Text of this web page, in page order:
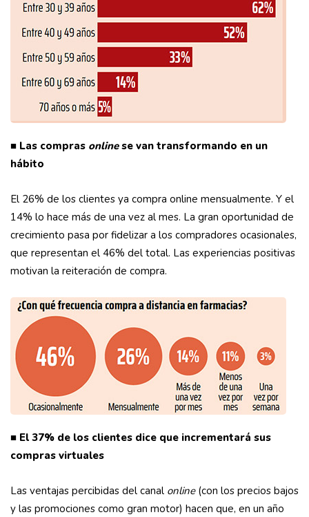
■ Las compras onlinese van transformando en un
hábito
El 26% de los clientes ya compra online mensualmente. Y el
14% lo hace más de una vez al mes. La gran oportunidad de
crecimiento pasa por fidelizar a los compradores ocasionales,
que representan el 46% del total. Las experiencias positivas
motivan la reiteración de compra.
■ El 37% de los clientes dice que incrementará sus
compras virtuales
Las ventajas percibidas del canal online(con los precios bajos
y las promociones como gran motor) hacen que, en un año